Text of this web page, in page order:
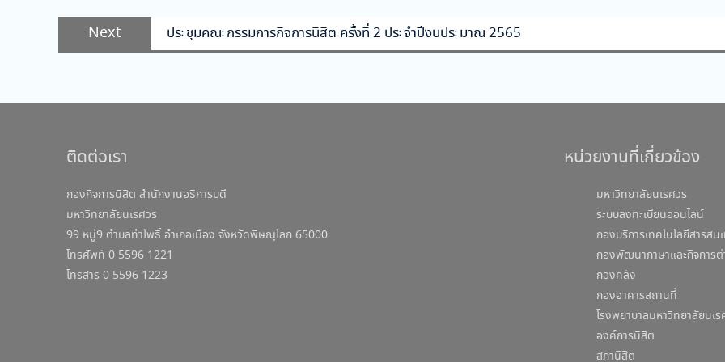
Next
Next
post:
ประชุมคณะกรรมการกิจการนิสิต ครั้งที่ 2 ประจำปีงบประมาณ 2565
ติดต่อเรา
กองกิจการนิสิต สำนักงานอธิการบดี
มหาวิทยาลัยนเรศวร
99 หมู่9 ตำบลท่าโพธิ์ อำเภอเมือง จังหวัดพิษณุโลก 65000
โทรศัพท์ 0 5596 1221
โทรสาร 0 5596 1223
หน่วยงานที่เกี่ยวข้อง
มหาวิทยาลัยนเรศวร
ระบบลงทะเบียนออนไลน์
กองบริการเทคโนโลยีสารสน
กองพัฒนาภาษาและกิจการต่
กองคลัง
กองอาคารสถานที่
โรงพยาบาลมหาวิทยาลัยนเร
องค์การนิสิต
สภานิสิต